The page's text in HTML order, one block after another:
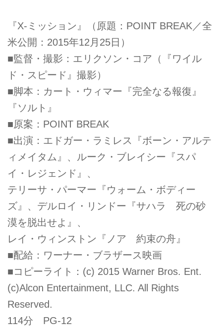
『X-ミッション』（原題：POINT BREAK／全
米公開：2015年12月25日）
■監督・撮影：エリクソン・コア（『ワイル
ド・スピード』撮影）
■脚本：カート・ウィマー『完全なる報復』
『ソルト』
■原案：POINT BREAK
■出演：エドガー・ラミレス『ボーン・アルテ
ィメイタム』、ルーク・ブレイシー『スパ
イ・レジェンド』、
テリーサ・パーマー『ウォーム・ボディー
ズ』、デルロイ・リンドー『サハラ 死の砂
漠を脱出せよ』、
レイ・ウィンストン『ノア 約束の舟』
■配給：ワーナー・ブラザース映画
■コピーライト：(c) 2015 Warner Bros. Ent.
(c)Alcon Entertainment, LLC. All Rights
Reserved.
114分 PG-12